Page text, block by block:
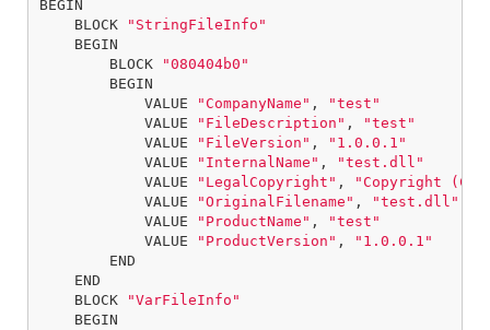
BEGIN
BLOCK
"StringFileInfo"
BEGIN
BLOCK
"080404b0"
BEGIN
VALUE
"CompanyName" ,
"test"
VALUE
"FileDescription" ,
"test"
VALUE
"FileVersion" ,
"1.0.0.1"
VALUE
"InternalName" ,
"test.dll"
VALUE
"LegalCopyright" ,
"Copyright (C)
VALUE
"OriginalFilename" ,
"test.dll"
VALUE
"ProductName" ,
"test"
VALUE
"ProductVersion" ,
"1.0.0.1"
END
END
BLOCK
"VarFileInfo"
BEGIN